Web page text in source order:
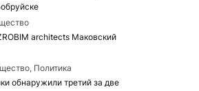
architects Маковский
Политика
обнаружили третий за две